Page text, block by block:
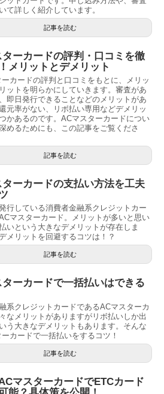
て詳しく紹介しています。
記事を読む
ーカードの評判・口コミを徹
メリットとデメリット
カードの評判と口コミをもとに、メリッ
ットを明らかにしていきます。審査があ
即日発行できることなどのメリットがあ
元率がない、リボ払い専用などデメリッ
かあるのです。ACマスターカードについ
めるためにも、この記事をご覧くださ
記事を読む
ーカードの支払い方法を工夫
行している消費者金融系クレジットカー
マスターカード。メリットが多いと思い
いという大きなデメリットが存在しま
メリットを回避するコツは！？
記事を読む
ーカードで一括払いはできる
系クレジットカードであるACマスターカ
なメリットがありますがリボ払いしか出
う大きなデメリットもあります。そんな
カードで一括払いをするコツ！
記事を読む
マスターカードでETCカード